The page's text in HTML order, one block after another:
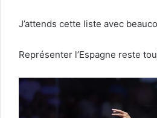
J’attends cette liste avec
Représenter l’Espagne reste